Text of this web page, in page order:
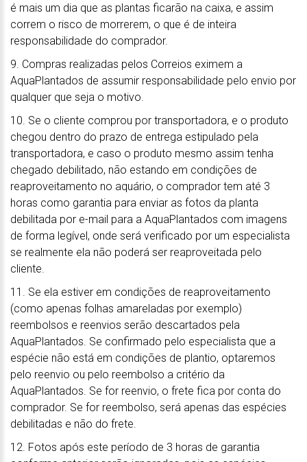
é mais um dia que as plantas ficarão na caixa, e assim
correm o risco de morrerem, o que é de inteira
responsabilidade do comprador.
9. Compras realizadas pelos Correios eximem a
AquaPlantados de assumir responsabilidade pelo envio por
qualquer que seja o motivo.
10. Se o cliente comprou por transportadora, e o produto
chegou dentro do prazo de entrega estipulado pela
transportadora, e caso o produto mesmo assim tenha
chegado debilitado, não estando em condições de
reaproveitamento no aquário, o comprador tem até 3
horas como garantia para enviar as fotos da planta
debilitada por e-mail para a AquaPlantados com imagens
de forma legível, onde será verificado por um especialista
se realmente ela não poderá ser reaproveitada pelo
cliente.
11. Se ela estiver em condições de reaproveitamento
(como apenas folhas amareladas por exemplo)
reembolsos e reenvios serão descartados pela
AquaPlantados. Se confirmado pelo especialista que a
espécie não está em condições de plantio, optaremos
pelo reenvio ou pelo reembolso a critério da
AquaPlantados. Se for reenvio, o frete fica por conta do
comprador. Se for reembolso, será apenas das espécies
debilitadas e não do frete.
12. Fotos após este período de 3 horas de garantia